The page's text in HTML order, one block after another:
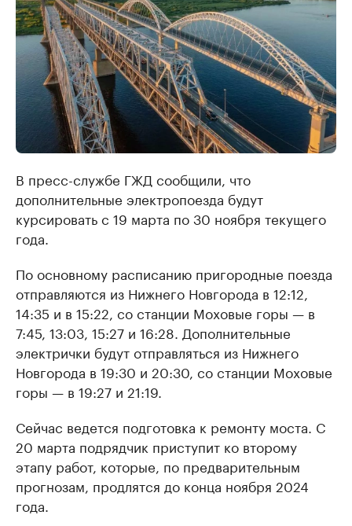
В пресс-службе ГЖД сообщили, что
дополнительные электропоезда будут
курсировать с 19 марта по 30 ноября текущего
года.
По основному расписанию пригородные поезда
отправляются из Нижнего Новгорода в 12:12,
14:35 и в 15:22, со станции Моховые горы — в
7:45, 13:03, 15:27 и 16:28. Дополнительные
электрички будут отправляться из Нижнего
Новгорода в 19:30 и 20:30, со станции Моховые
горы — в 19:27 и 21:19.
Сейчас ведется подготовка к ремонту моста. С
20 марта подрядчик приступит ко второму
этапу работ, которые, по предварительным
прогнозам, продлятся до конца ноября 2024
года.